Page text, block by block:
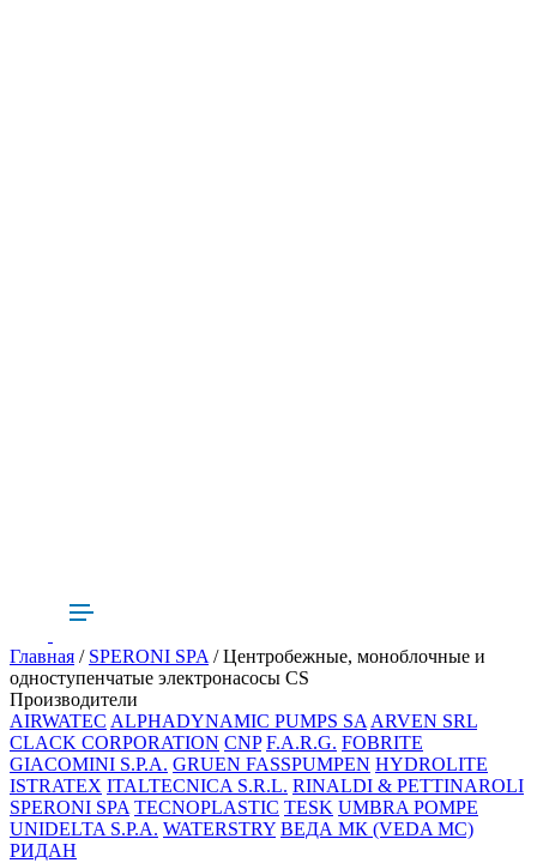
Главная / SPERONI SPA/ Центробежные, моноблочные и
одноступенчатые электронасосы CS
Производители
AIRWATEC ALPHADYNAMIC PUMPS SAARVEN SRL
CLACK CORPORATION CNP F.A.R.G. FOBRITE
GIACOMINI S.P.A. GRUEN FASSPUMPEN HYDROLITE
ISTRATEX ITALTECNICA S.R.L. RINALDI & PETTINAROLI
SPERONI SPA TECNOPLASTIC TESK UMBRA POMPE
UNIDELTA S.P.A. WATERSTRY ВЕДА МК (VEDA MC)
РИДАН